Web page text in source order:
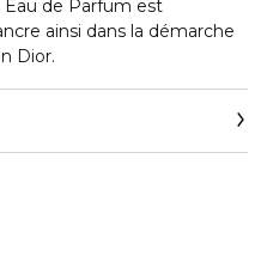
de Parfum est
ainsi dans la démarche
Dior.